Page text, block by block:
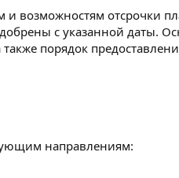
и возможностям отсрочки
с указанной даты.
порядок
направлениям: